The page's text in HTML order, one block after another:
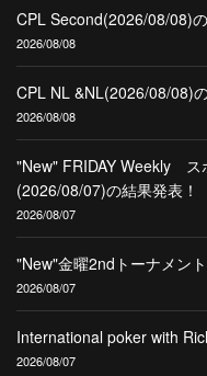
CPL Second(2026/08/08)
2026/08/08
CPL NL &NL(2026/08/08)
2026/08/08
"New" FRIDAY Weekly ス
(2026/08/07)の結果発表！
2026/08/07
"New"金曜2ndトーナメン
2026/08/07
International poker with
2026/08/07